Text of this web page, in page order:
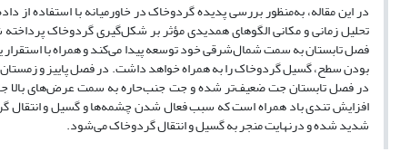
تحلیل زمانی و مکانی الگوهای همدیدی مؤثر بر شکل‌گیری گردوخاک
فصل تابستان به سمت شمال‌شرقی خود توسعه پیدا می‌کند و همراه با
بودن سطح، گسیل گردوخاک را به همراه خواهد داشت. در فصل پاییز و
در فصل تابستان جت ضعیف‌تر شده و جت جنب‌حاره به سمت عرض‌های بالا
افزایش تندی باد همراه است که سبب فعال شدن چشمه‌ها و گسیل و
شدید شده و درنهایت منجر به گسیل و انتقال گردوخاک می‌شود.